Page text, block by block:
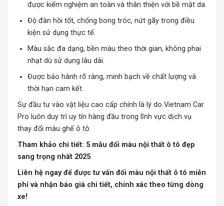
được kiểm nghiệm an toàn và thân thiện với bề mặt da.
Độ đàn hồi tốt, chống bong tróc, nứt gãy trong điều
kiện sử dụng thực tế.
Màu sắc đa dạng, bền màu theo thời gian, không phai
nhạt dù sử dụng lâu dài.
Được bảo hành rõ ràng, minh bạch về chất lượng và
thời hạn cam kết.
Sự đầu tư vào vật liệu cao cấp chính là lý do Vietnam Car
Pro luôn duy trì uy tín hàng đầu trong lĩnh vực dịch vụ
thay đổi màu ghế ô tô.
Tham khảo chi tiết: 5 mẫu đổi màu nội thất ô tô đẹp
sang trọng nhất 2025
Liên hệ ngay để được tư vấn đổi màu nội thất ô tô miễn
phí và nhận báo giá chi tiết, chính xác theo từng dòng
xe!